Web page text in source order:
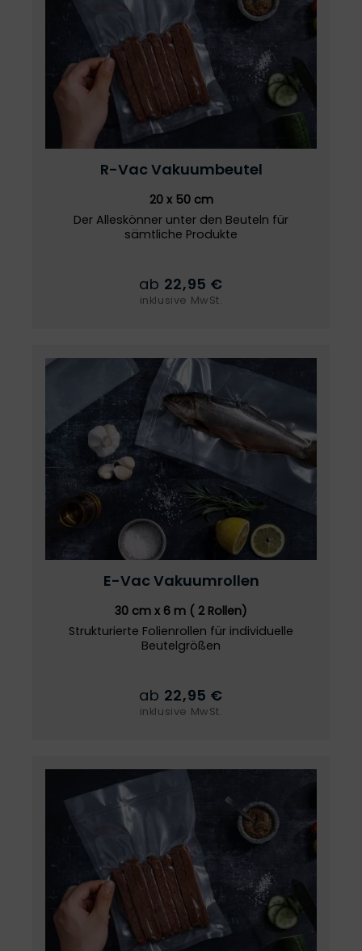
R-Vac Vakuumbeutel
20 x 50 cm
Der Alleskönner unter den Beuteln für
sämtliche Produkte
ab 22,95 €
inklusive MwSt.
E-Vac Vakuumrollen
30 cm x 6 m ( 2 Rollen)
Strukturierte Folienrollen für individuelle
Beutelgrößen
ab 22,95 €
inklusive MwSt.